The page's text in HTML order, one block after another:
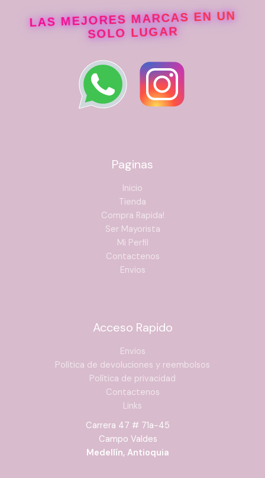
LAS MEJORES MARCAS EN UN
SOLO LUGAR
Paginas
Inicio
Tienda
Compra Rapida!
Ser Mayorista
Mi Perfil
Contactenos
Envios
Acceso Rapido
Envios
Política de devoluciones y reembolsos
Política de privacidad
Contactenos
Links
Carrera 47 # 71a-45
Campo Valdes
Medellín, Antioquia